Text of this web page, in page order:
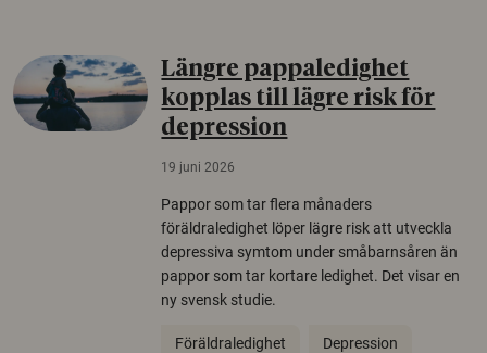
Längre pappaledighet
kopplas till lägre risk för
depression
19 juni 2026
Pappor som tar flera månaders
föräldraledighet löper lägre risk att utveckla
depressiva symtom under småbarnsåren än
pappor som tar kortare ledighet. Det visar en
ny svensk studie.
Föräldraledighet Depression